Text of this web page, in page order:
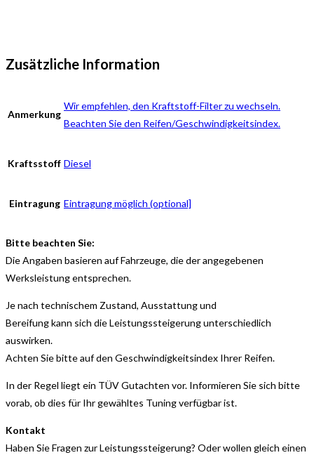
Zusätzliche Information
Anmerkung
Wir empfehlen, den Kraftstoff-Filter zu wechseln.
Beachten Sie den Reifen/Geschwindigkeitsindex.
Kraftsstoff Diesel
Eintragung Eintragung möglich (optional]
Bitte beachten Sie:
Die Angaben basieren auf Fahrzeuge, die der angegebenen
Werksleistung entsprechen.
Je nach technischem Zustand, Ausstattung und
Bereifung kann sich die Leistungssteigerung unterschiedlich
auswirken.
Achten Sie bitte auf den Geschwindigkeitsindex Ihrer Reifen.
In der Regel liegt ein TÜV Gutachten vor. Informieren Sie sich bitte
vorab, ob dies für Ihr gewähltes Tuning verfügbar ist.
Kontakt
Haben Sie Fragen zur Leistungssteigerung? Oder wollen gleich einen